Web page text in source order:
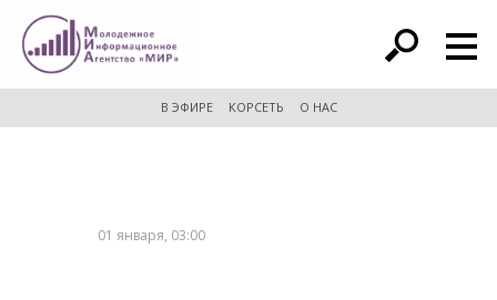
расширенный поиск
В ЭФИРЕ КОРСЕТЬ О НАС
01 января, 03:00